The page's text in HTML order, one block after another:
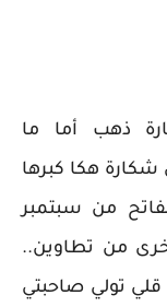
ذهب أما ما
هكا كبرها
من سبتمبر
من تطاوين..
قلي تولي صاحبتي